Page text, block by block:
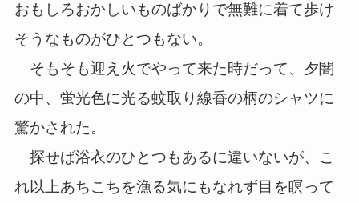
おもしろおかしいものばかりで無難に着て歩け
そうなものがひとつもない。
そもそも迎え火でやって来た時だって、夕闇
の中、蛍光色に光る蚊取り線香の柄のシャツに
驚かされた。
探せば浴衣のひとつもあるに違いないが、こ
れ以上あちこちを漁る気にもなれず目を瞑って